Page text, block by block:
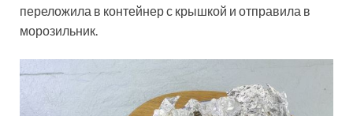
переложила в контейнер с крышкой и отправила в
морозильник.